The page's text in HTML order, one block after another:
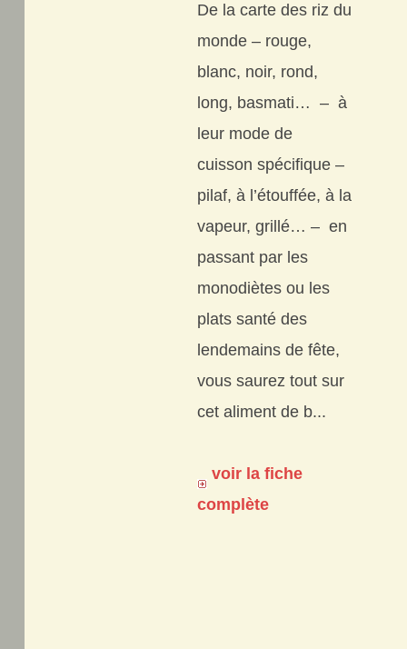
De la carte des riz du
monde – rouge,
blanc, noir, rond,
long, basmati… – à
leur mode de
cuisson spécifique –
pilaf, à l’étouffée, à la
vapeur, grillé… – en
passant par les
monodiètes ou les
plats santé des
lendemains de fête,
vous saurez tout sur
cet aliment de b...
voir la fiche
complète